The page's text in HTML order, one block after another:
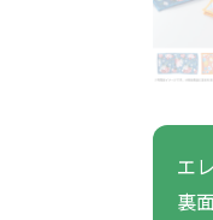
エ
裏